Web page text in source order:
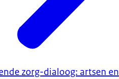
zorg-dialoog: artsen en